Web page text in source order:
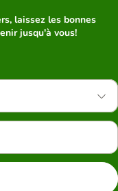
laissez les bonnes
jusqu'à vous!